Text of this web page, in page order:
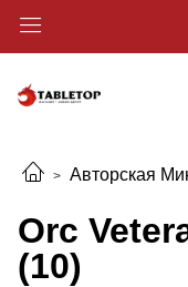
Авторская
Orc
(10)